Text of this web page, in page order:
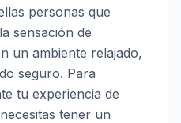
personas que
sensación de
un ambiente relajado,
seguro. Para
tu experiencia de
tener un